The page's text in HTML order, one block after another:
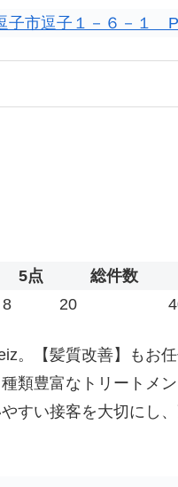
子市逗子１－６－１
5点 総件数
8 20
。【髪質改善】もお
類豊富なトリートメ
すい接客を大切にし